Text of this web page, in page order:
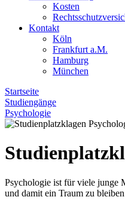
Kosten
Kontakt
Köln
Frankfurt a.M.
Hamburg
München
Startseite
Studiengänge
Psychologie
Psychologie ist für viele junge
und damit ein Traum zu